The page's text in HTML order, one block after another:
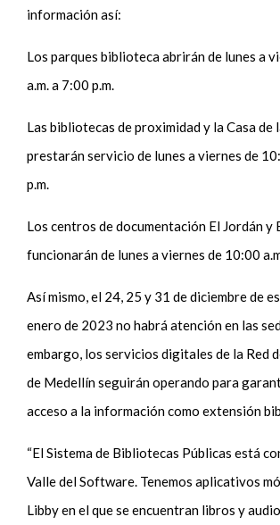
información así:
Los parques biblioteca abrirán de lunes a
a.m. a 7:00 p.m.
Las bibliotecas de proximidad y la Casa
prestarán servicio de lunes a viernes de
p.m.
Los centros de documentación El Jordán y
funcionarán de lunes a viernes de 10:00
Así mismo, el 24, 25 y 31 de diciembre de
enero de 2023 no habrá atención en las
embargo, los servicios digitales de la Red
de Medellín seguirán operando para
acceso a la información como extensión
“El Sistema de Bibliotecas Públicas está
Valle del Software. Tenemos aplicativos
Libby en el que se encuentran libros y